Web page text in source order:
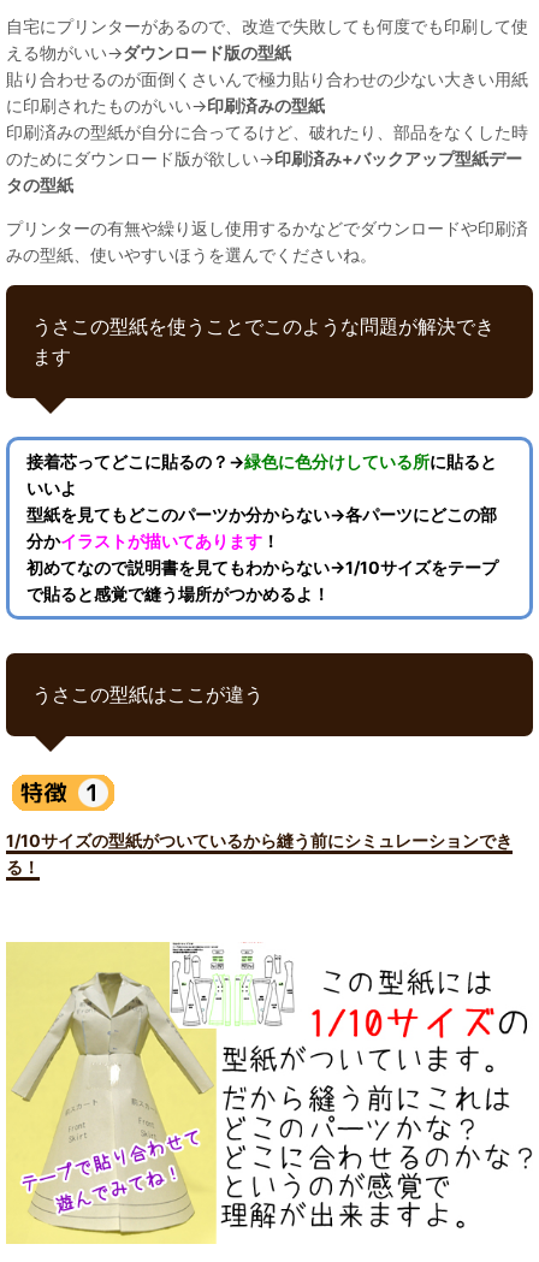
自宅にプリンターがあるので、改造で失敗しても何度でも印刷して使
える物がいい→ダウンロード版の型紙
貼り合わせるのが面倒くさいんで極力貼り合わせの少ない大きい用紙
に印刷されたものがいい→印刷済みの型紙
印刷済みの型紙が自分に合ってるけど、破れたり、部品をなくした時
のためにダウンロード版が欲しい→印刷済み+バックアップ型紙デー
タの型紙
プリンターの有無や繰り返し使用するかなどでダウンロードや印刷済
みの型紙、使いやすいほうを選んでくださいね。
うさこの型紙を使うことでこのような問題が解決でき
ます
接着芯ってどこに貼るの？→緑色に色分けしている所に貼ると
いいよ
型紙を見てもどこのパーツか分からない→各パーツにどこの部
分かイラストが描いてあります ！
初めてなので説明書を見てもわからない→1/10サイズをテープ
で貼ると感覚で縫う場所がつかめるよ！
うさこの型紙はここが違う
1/10サイズの型紙がついているから縫う前にシミュレーションでき
る！